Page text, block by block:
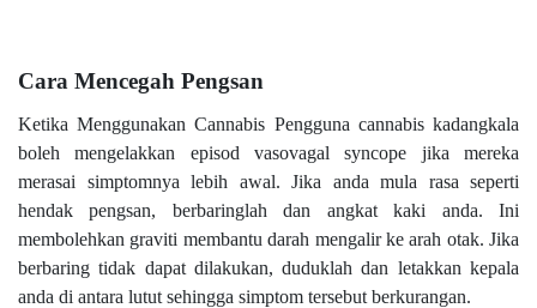
Cara Mencegah Pengsan
Ketika Menggunakan Cannabis Pengguna cannabis kadangkala
boleh mengelakkan episod vasovagal syncope jika mereka
merasai simptomnya lebih awal. Jika anda mula rasa seperti
hendak pengsan, berbaringlah dan angkat kaki anda. Ini
membolehkan graviti membantu darah mengalir ke arah otak. Jika
berbaring tidak dapat dilakukan, duduklah dan letakkan kepala
anda di antara lutut sehingga simptom tersebut berkurangan.